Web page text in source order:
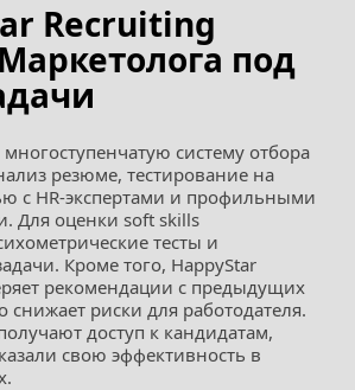
Recruiting
под
систему отбора
резюме, тестирование на
с HR-экспертами и профильными
Для оценки soft skills
тесты и
Кроме того, HappyStar
рекомендации с предыдущих
снижает риски для работодателя.
доступ к кандидатам,
свою эффективность в